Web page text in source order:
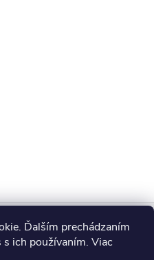
Ďalším prechádzaním
ich používaním. Viac